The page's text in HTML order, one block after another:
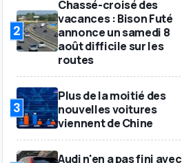
2
Chassé-croisé des
vacances : Bison Futé
annonce un samedi 8
août difficile sur les
routes
3
Plus de la moitié des
nouvelles voitures
viennent de Chine
Audi n'en a pas fini avec